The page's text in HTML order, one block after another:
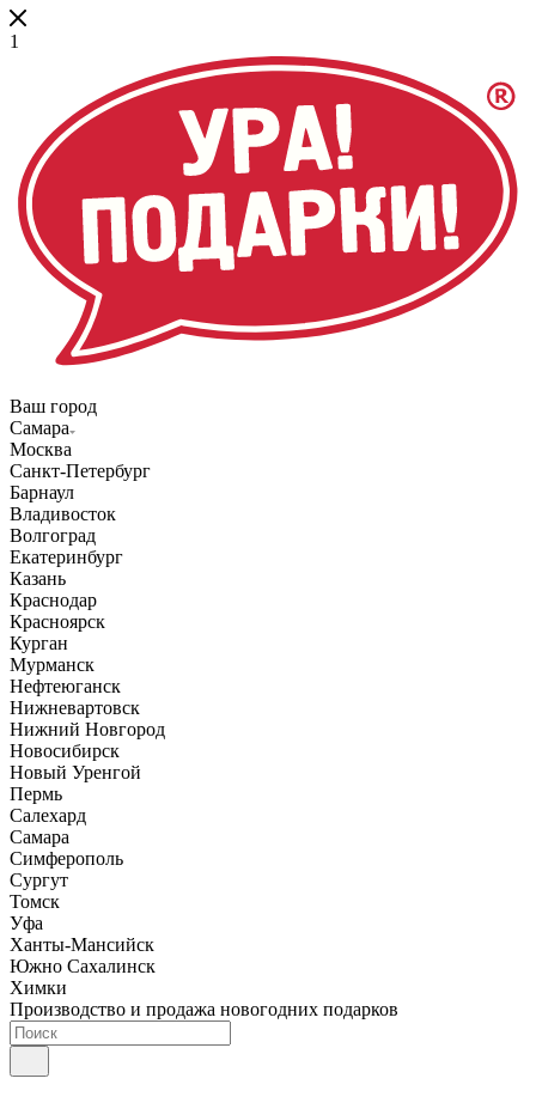
1
Ваш город
Самара
Москва
Санкт-Петербург
Барнаул
Владивосток
Волгоград
Екатеринбург
Казань
Краснодар
Красноярск
Курган
Мурманск
Нефтеюганск
Нижневартовск
Нижний Новгород
Новосибирск
Новый Уренгой
Пермь
Салехард
Самара
Симферополь
Сургут
Томск
Уфа
Ханты-Мансийск
Южно Сахалинск
Химки
Производство и продажа новогодних подарков